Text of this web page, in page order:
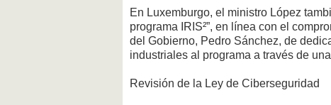
En Luxemburgo, el ministro López
programa IRIS²”, en línea con el
del Gobierno, Pedro Sánchez, de
industriales al programa a través de
Revisión de la Ley de Ciberseguridad